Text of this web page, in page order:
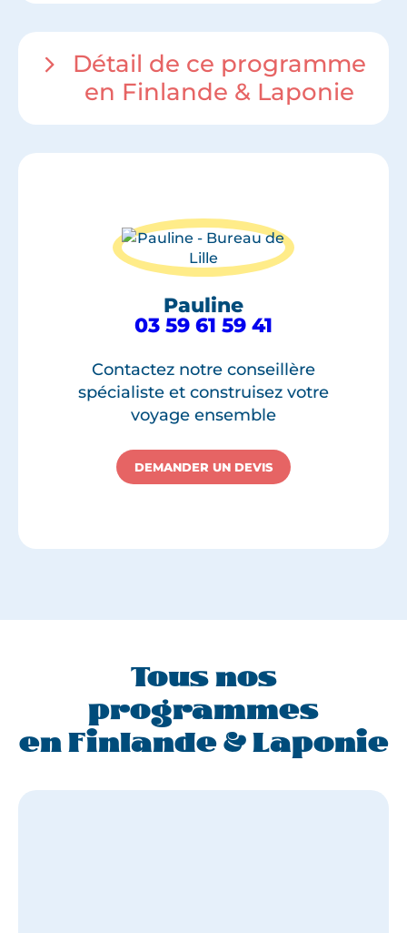
Détail de ce programme
en Finlande & Laponie
Pauline
03 59 61 59 41
Contactez notre conseillère
spécialiste et construisez votre
voyage ensemble
DEMANDER UN DEVIS
Tous nos
programmes
en Finlande & Laponie